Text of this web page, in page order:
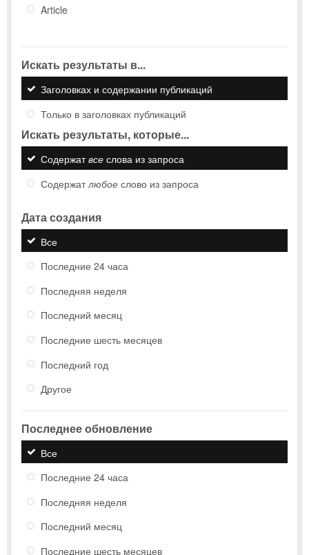
Article
Искать результаты в...
Заголовках и содержании публикаций
Только в заголовках публикаций
Искать результаты, которые...
Содержатвсе слова из запроса
Содержатлюбое слово из запроса
Дата создания
Все
Последние 24 часа
Последняя неделя
Последний месяц
Последние шесть месяцев
Последний год
Другое
Последнее обновление
Все
Последние 24 часа
Последняя неделя
Последний месяц
Последние шесть месяцев